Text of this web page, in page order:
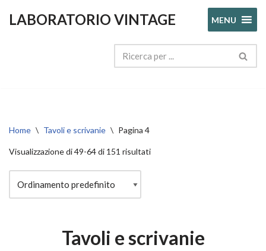
LABORATORIO VINTAGE MENU
Home \ Tavoli e scrivanie \ Pagina 4
Visualizzazione di 49-64 di 151 risultati
Tavoli e scrivanie